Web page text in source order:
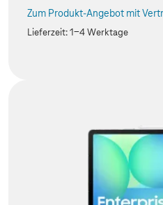
Zum Produkt-Angebot mit
(Der Link wird in einem neuen
Lieferzeit:1-4 Werktage